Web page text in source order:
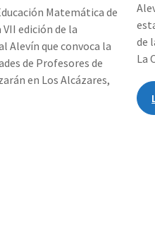
Matemática de
edición de la
Alevín que convoca la
de Profesores de
en Los Alcázares,
de
La